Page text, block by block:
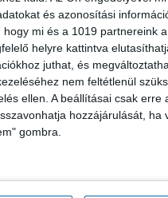
és azonosítási
hogy mi és a 1019 partnereink
helyre kattintva
juthat, és
nem feltétlenül
ellen. A beállításai csak
hozzájárulását,
gombra.
a konyhai és az
falazott
és a közmű
bölcsődei
nevelő-gondozó és az
Program keretében